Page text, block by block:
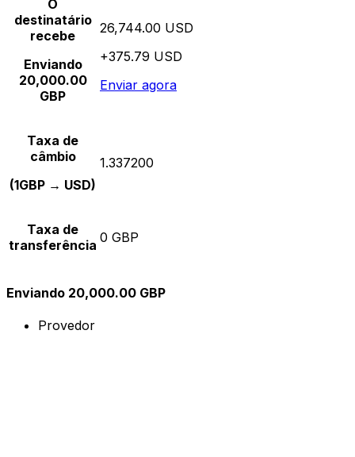
O
destinatário
recebe
Enviando
20,000.00
GBP
26,744.00 USD
+375.79 USD
Enviar agora
Taxa de
câmbio
(1GBP → USD)
1.337200
Taxa de
transferência 0 GBP
Enviando 20,000.00 GBP
Provedor